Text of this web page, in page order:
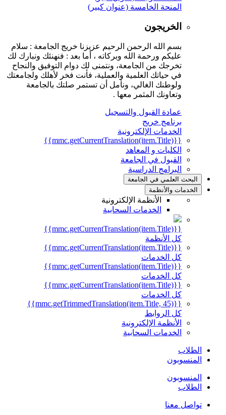
المنحة الخامسة (عنوان كبير)
الخريجون
بسم الله الرحمن الرحيم عزيزنا خريج الجامعة : سلام
عليكم ورحمة الله وبركاته ، أما بعد : فنهنئك ونبارك لك
تخرجك من الجامعة، ونتمنى لك دوام التوفيق والنجاح
في حياتك العلمية والعملية، فأنت فخر لأهلك ولجامعتك
ولوطنك الغالي، ونأمل أن تستمر صلتك بالجامعة
وتعاونك المثمر معها .
عمادة القبول والتسجيل
برنامج خريج
الخدمات الإلكترونية
{{mmc.getCurrentTranslation(item.Title)}}
الكليات و المعاهد
القبول في الجامعة
البرامج الدراسية
البحث العلمي في الجامعة
الخدمات والأنظمة
الأنظمة الإلكترونية
الخدمات السحابية
{{mmc.getCurrentTranslation(item.Title)}}
كل الأنظمة
{{mmc.getCurrentTranslation(item.Title)}}
كل الخدمات
{{mmc.getCurrentTranslation(item.Title)}}
كل الخدمات
{{mmc.getCurrentTranslation(item.Title)}}
كل الخدمات
{{mmc.getTrimmedTranslation(item.Title, 45)}}
كل الروابط
الأنظمة الإلكترونية
الخدمات السحابية
الطلاب
المنسوبون
المنسوبون
الطلاب
تواصل معنا